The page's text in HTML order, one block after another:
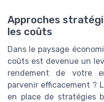
Approches
les coûts
Dans le paysage
coûts est devenue un
rendement de votre
parvenir efficacement ?
en place de stratégies